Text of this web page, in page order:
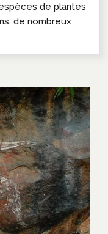
de plantes
de nombreux